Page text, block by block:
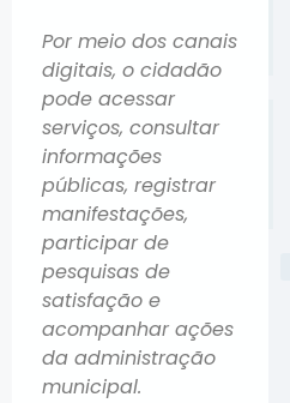
Por meio dos canais
digitais, o cidadão
pode acessar
serviços, consultar
informações
públicas, registrar
manifestações,
participar de
pesquisas de
satisfação e
acompanhar ações
da administração
municipal.